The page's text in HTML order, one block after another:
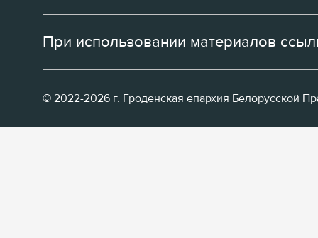
При использовании материалов
© 2022-2026 г. Гроденская епархия Белорусской